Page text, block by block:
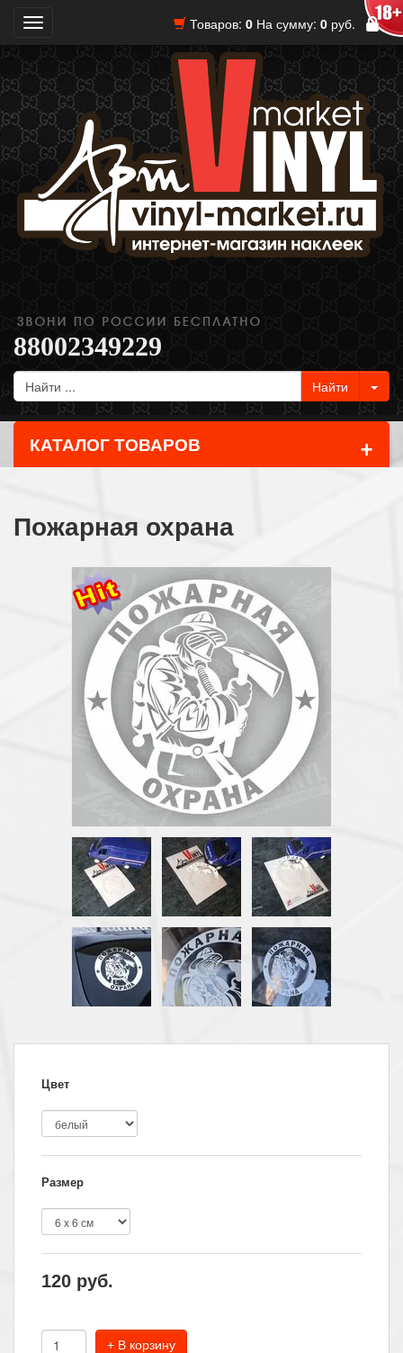
Товаров: 0 На сумму: 0 руб.
Toggle
navigation
88002349229
КАТАЛОГ ТОВАРОВ +
Пожарная охрана
Цвет
Размер
120 руб.
+ В корзину